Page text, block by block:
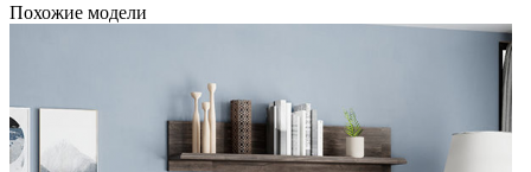
Похожие модели